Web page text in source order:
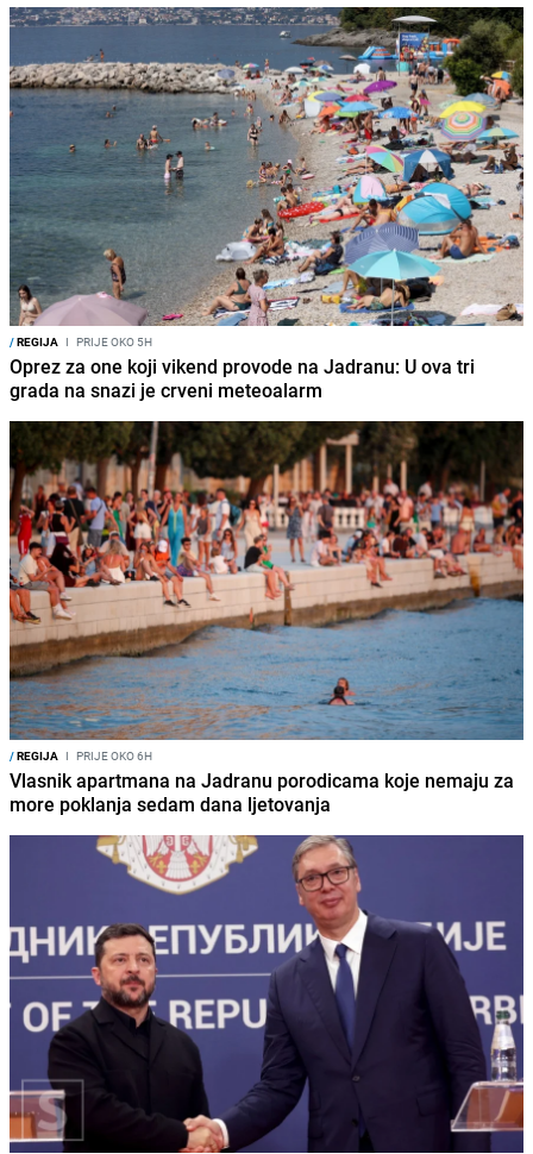
/REGIJA I PRIJE OKO 5H
Oprez za one koji vikend provode na Jadranu: U ova tri
grada na snazi je crveni meteoalarm
/REGIJA I PRIJE OKO 6H
Vlasnik apartmana na Jadranu porodicama koje nemaju za
more poklanja sedam dana ljetovanja